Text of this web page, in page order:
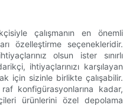
çalışmanın en önemli
özelleştirme seçenekleridir.
olsun ister sınırlı
ihtiyaçlarınızı karşılayan
için sizinle birlikte çalışabilir.
konfigürasyonlarına kadar,
ürünlerini özel depolama